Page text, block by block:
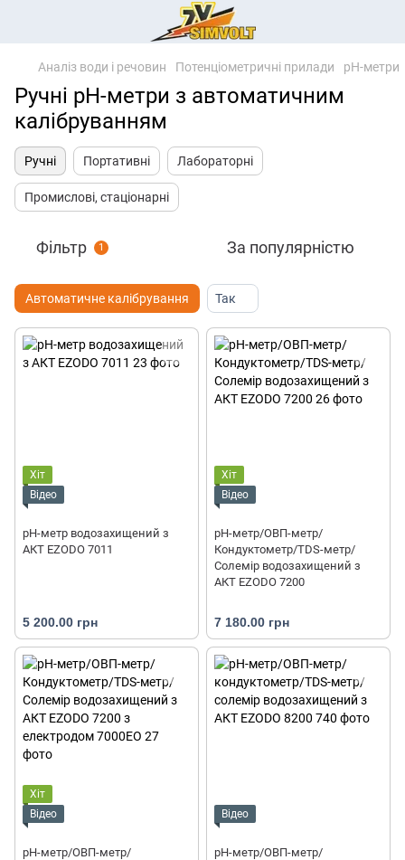
Аналіз води і речовин Потенціометричні прилади pH-метри
Ручні pH-метри з автоматичним
калібруванням
Ручні Портативні Лабораторні
Промислові, стаціонарні
Фільтр 1 За популярністю
Автоматичне калібрування Так
Хіт
Відео
рН-метр водозахищений з
АКТ EZODO 7011
5 200.00 грн
Хіт
Відео
рН-метр/ОВП-метр/
Кондуктометр/TDS-метр/
Солемір водозахищений з
АКТ EZODO 7200
7 180.00 грн
Хіт
Відео
рН-метр/ОВП-метр/
Відео
pH-метр/ОВП-метр/